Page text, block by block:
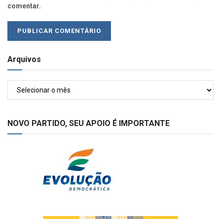
comentar.
Arquivos
Arquivos
NOVO PARTIDO, SEU APOIO É IMPORTANTE